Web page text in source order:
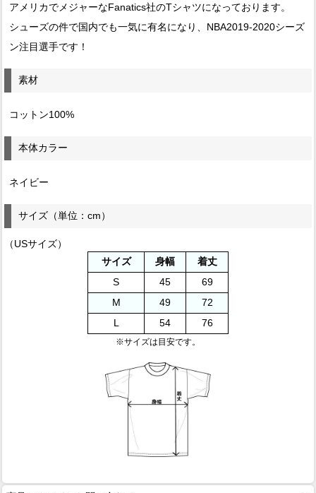
アメリカでメジャーなFanatics社のTシャツになっております。
シューズの件で国内でも一気に有名になり、NBA2019-2020シーズ
ン注目選手です！
素材
コットン100%
本体カラー
ネイビー
サイズ（単位：cm）
（USサイズ）
サイズ
身幅
着丈
S
45
69
M
49
72
L
54 76
※サイズは目安です。